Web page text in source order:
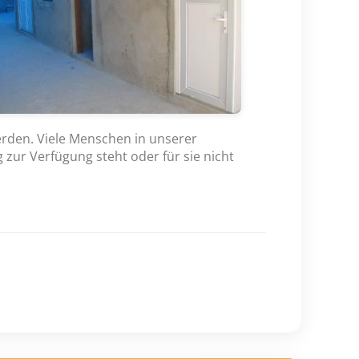
Viele Menschen in unserer
zur Verfügung steht oder für sie nicht